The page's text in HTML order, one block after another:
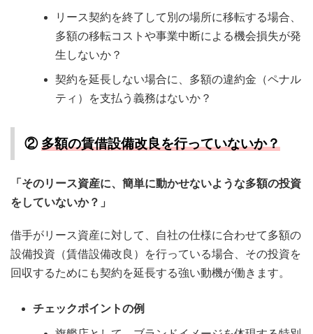
リース契約を終了して別の場所に移転する場合、
多額の移転コストや事業中断による機会損失が発
生しないか？
契約を延長しない場合に、多額の違約金（ペナル
ティ）を支払う義務はないか？
②多額の賃借設備改良を行っていないか？
「そのリース資産に、簡単に動かせないような多額の投資
をしていないか？」
借手がリース資産に対して、自社の仕様に合わせて多額の
設備投資（賃借設備改良）を行っている場合、その投資を
回収するためにも契約を延長する強い動機が働きます。
チェックポイントの例